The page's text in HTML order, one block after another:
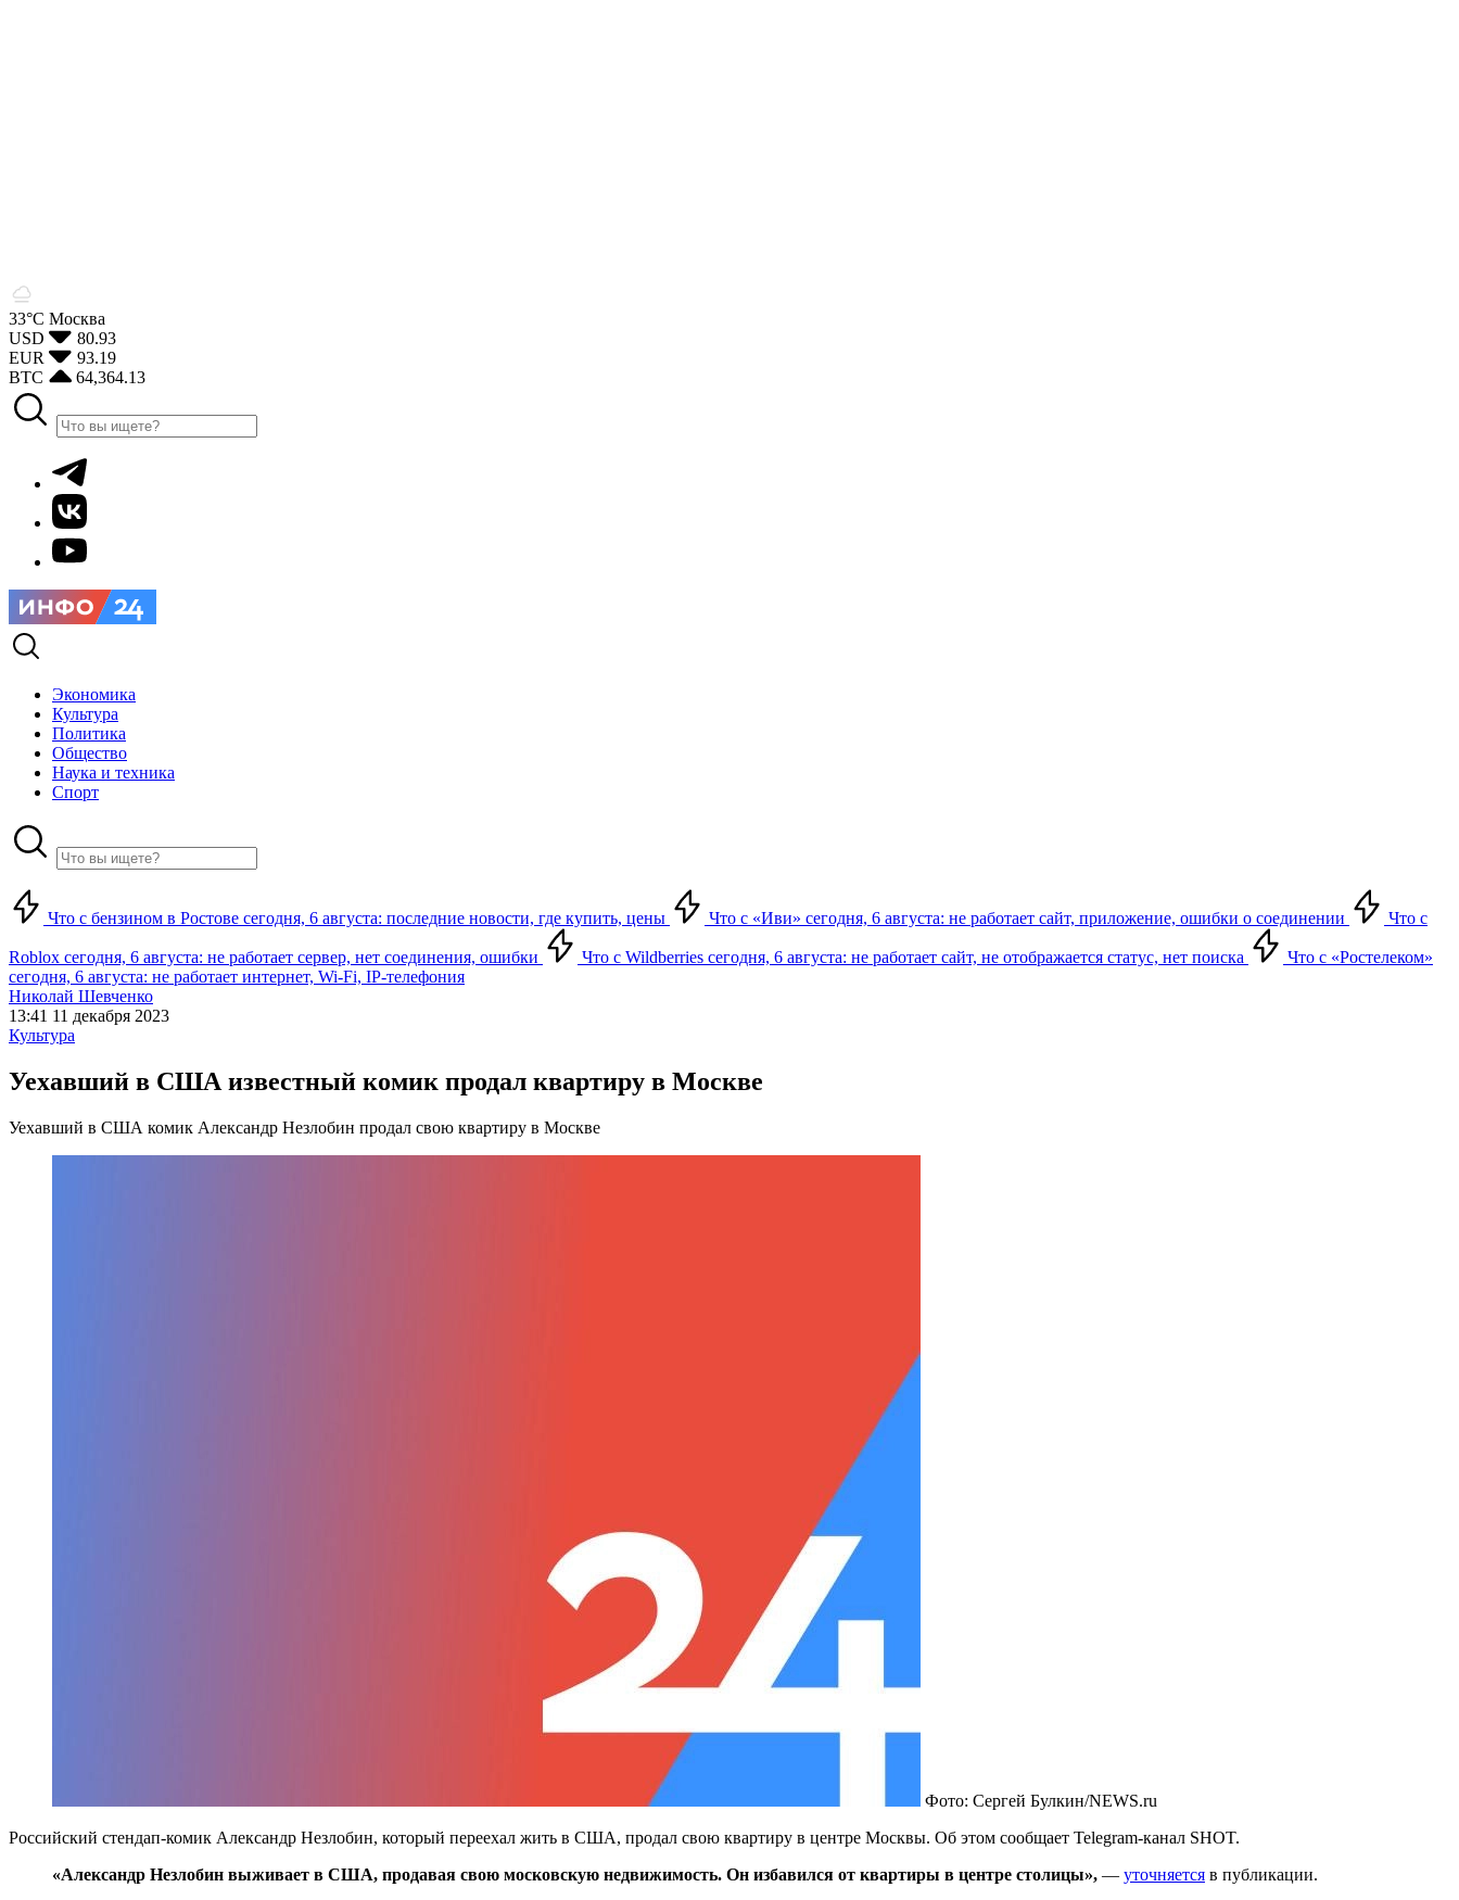
33°С Москва
USD
80.93
EUR
93.19
BTC
64,364.13
Экономика
Культура
Политика
Общество
Наука и техника
Спорт
Что с бензином в Ростове сегодня, 6 августа: последние новости, где купить, цены Что с «Иви» сегодня, 6 августа: не работает сайт, приложение, ошибки о соединении Что с
Roblox сегодня, 6 августа: не работает сервер, нет соединения, ошибки Что с Wildberries сегодня, 6 августа: не работает сайт, не отображается статус, нет поиска
Что с «Ростелеком»
сегодня, 6 августа: не работает интернет, Wi-Fi, IP-телефония
Николай Шевченко
13:41 11 декабря 2023
Культура
Уехавший в США известный комик продал квартиру в Москве
Уехавший в США комик Александр Незлобин продал свою квартиру в Москве
Фото: Сергей Булкин/NEWS.ru
Российский стендап-комик Александр Незлобин, который переехал жить в США, продал свою квартиру в центре Москвы. Об этом сообщает Telegram-канал SHOT.
«Александр Незлобин выживает в США, продавая свою московскую недвижимость. Он избавился от квартиры в центре столицы», — уточняется в публикации.